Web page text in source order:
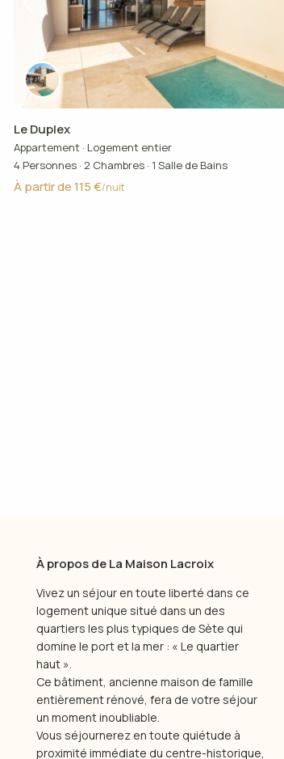
Le Duplex
Appartement · Logement entier
4 Personnes · 2 Chambres · 1 Salle de Bains
À partir de 115 €/nuit
À propos de La Maison Lacroix
Vivez un séjour en toute liberté dans ce
logement unique situé dans un des
quartiers les plus typiques de Sète qui
domine le port et la mer : « Le quartier
haut ».
Ce bâtiment, ancienne maison de famille
entièrement rénové, fera de votre séjour
un moment inoubliable.
Vous séjournerez en toute quiétude à
proximité immédiate du centre-historique,